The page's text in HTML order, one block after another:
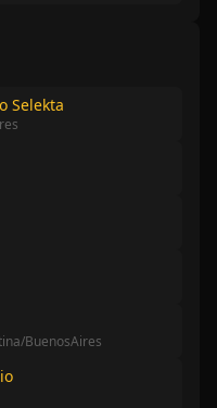
Selekta
BuenosAires